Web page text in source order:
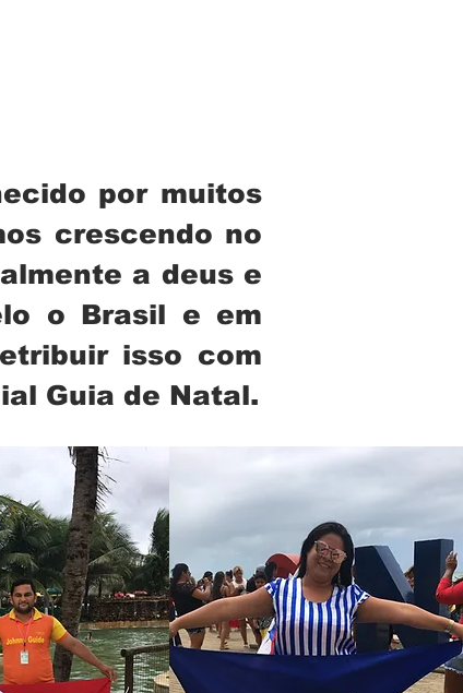
por muitos
crescendo no
a deus e
o Brasil e em
isso com
Guia de Natal.